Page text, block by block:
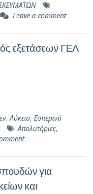
Leave a comment
εξετάσεων ΓΕΛ
Λύκειο, Εσπερινό
Απολυτήριες,
για
και